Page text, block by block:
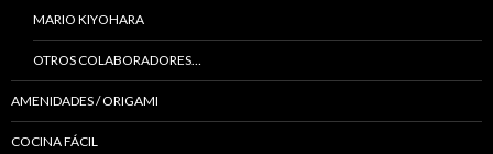
MARIO KIYOHARA
OTROS COLABORADORES…
AMENIDADES / ORIGAMI
COCINA FÁCIL